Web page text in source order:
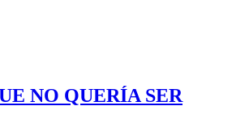
NO QUERÍA SER